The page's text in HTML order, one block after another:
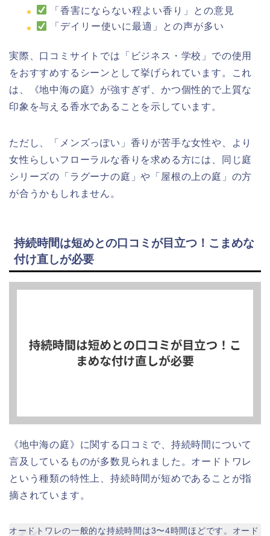
「香害にならない程よい香り」との意見
「デイリー使いに最適」との声が多い
実際、口コミサイトでは「ビジネス・学校」での使用
をおすすめするシーンとして挙げられています。これ
は、《地中海の庭》が強すぎず、かつ個性的で上質な
印象を与える香水であることを示しています。
ただし、「メンズっぽい」香りが苦手な女性や、より
女性らしいフローラルな香りを求める方には、同じ庭
シリーズの「ラグーナの庭」や「屋根の上の庭」の方
が合うかもしれません。
持続時間は短めとの口コミが目立つ！こまめな
付け直しが必要
《地中海の庭》に関する口コミで、持続時間について
言及しているものが多数見られました。オードトワレ
という種類の特性上、持続時間が短めであることが指
摘されています。
オードトワレの一般的な持続時間は3〜4時間ほどです。オード